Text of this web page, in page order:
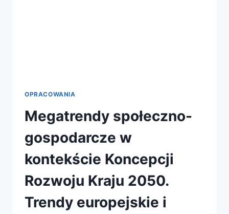
OPRACOWANIA
Megatrendy społeczno-
gospodarcze w
kontekście Koncepcji
Rozwoju Kraju 2050.
Trendy europejskie i